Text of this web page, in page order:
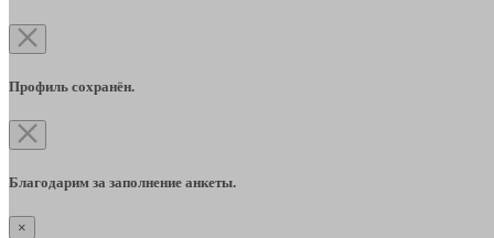
Профиль сохранён.
Благодарим за заполнение анкеты.
×